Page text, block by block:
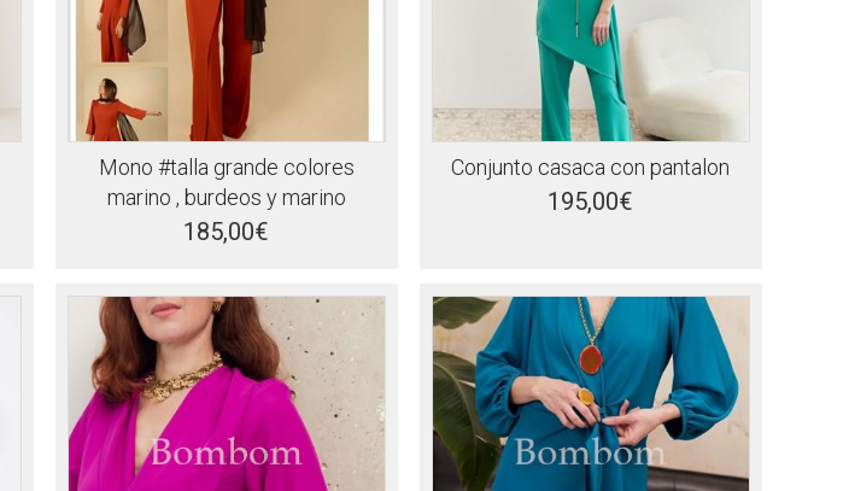
Mono #talla grande colores
marino , burdeos y marino
185,00€
Conjunto casaca con pantalon
195,00€